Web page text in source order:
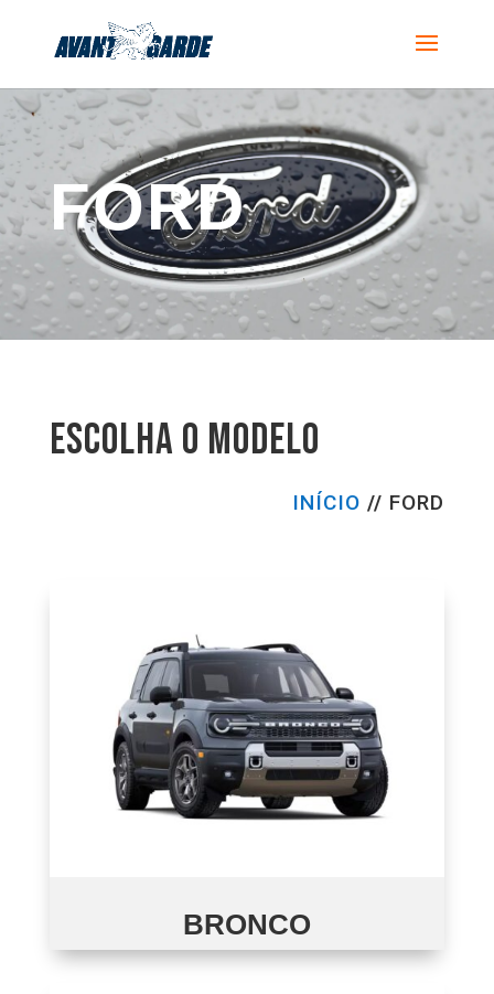
FORD
escolha o modelo
INÍCIO // FORD
BRONCO